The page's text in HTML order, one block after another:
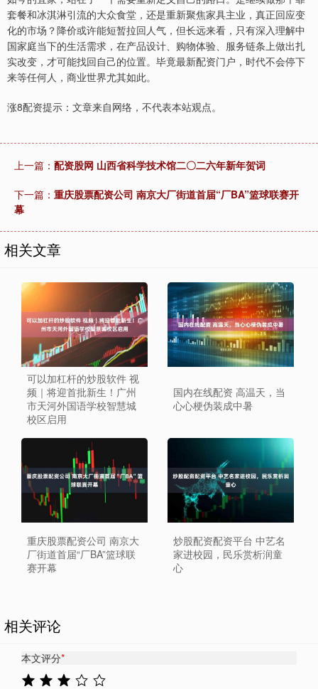
套餐和冰淇淋引流的大众食堂，还是重新聚焦家具主业，真正回应变
化的市场？降价或许能短暂拉回人气，但长远来看，只有深入理解中
国家庭当下的生活需求，在产品设计、购物体验、服务链条上做出扎
实改变，才可能找回自己的位置。毕竟最新配资门户，时代不会停下
来等任何人，商业世界尤其如此。
涨8配资提示：文章来自网络，不代表本站观点。
上一篇： 配资股网 山西省科学技术馆二〇二六年新年贺词
下一篇： 重庆股票配资公司 南京大厂街道首届“厂BA”篮球联赛开
幕
相关文章
可以加杠杆的炒股软件 视
频｜将迎首批新生！广州
市天河外国语学校智慧城
校区启用
国内在线配资 高温天，当
心心梗伪装成中暑
重庆股票配资公司 南京大
厂街道首届“厂BA”篮球联
赛开幕
炒股配资配资平台 中艺名
家进校园，民乐赏析润童
心
相关评论
本文评分*